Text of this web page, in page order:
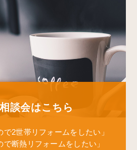
談会はこちら
で2世帯リフォームをしたい」
で断熱リフォームをしたい」